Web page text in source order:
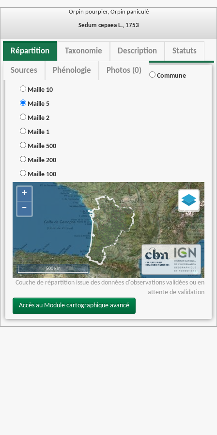
Orpin pourpier, Orpin paniculé
Sedum cepaea L., 1753
Répartition Taxonomie Description Statuts
Sources Phénologie Photos (0)
Commune
Maille 10
Maille 5
Maille 2
Maille 1
Maille 500
Maille 200
Maille 100
+
−
500 km
Couche de répartition issue des données d'observations validées ou en
attente de validation
Accès au Module cartographique avancé